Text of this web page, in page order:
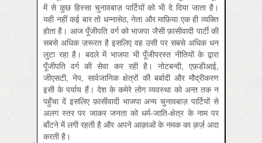
में से कुछ हिस्सा चुनावबाज़ पार्टियों को भी दे दिया जाता है।
यही नहीं कई बार तो धन्नासेठ, नेता और माफ़िया एक ही व्यक्ति
होता है। आज पूँजीपति वर्ग को भाजपा जैसी फ़ासीवादी पार्टी की
सबसे अधिक ज़रूरत है इसलिए वह उसी पर सबसे अधिक धन
लुटा रहा है। बदले में भाजपा भी पूँजीपरस्त नीतियों के द्वारा
पूँजीपति वर्ग की सेवा कर रही है। नोटबन्दी, एफ़डीआई,
जीएसटी, नेप, सार्वजानिक क्षेत्रों की बर्बादी और मौद्रीकरण
इसी के पर्याय हैं। देश के कमेरे लोग व्यवस्था को अन्त तक न
पहुँचा दें इसलिए फ़ासीवादी भाजपा अन्य चुनावबाज़ पार्टियों से
अलग स्तर पर जाकर जनता को धर्म-जाति-क्षेत्र के नाम पर
बाँटने में लगी रहती है और अपने आक़ाओं के नमक का क़र्ज़ अदा
करती है।